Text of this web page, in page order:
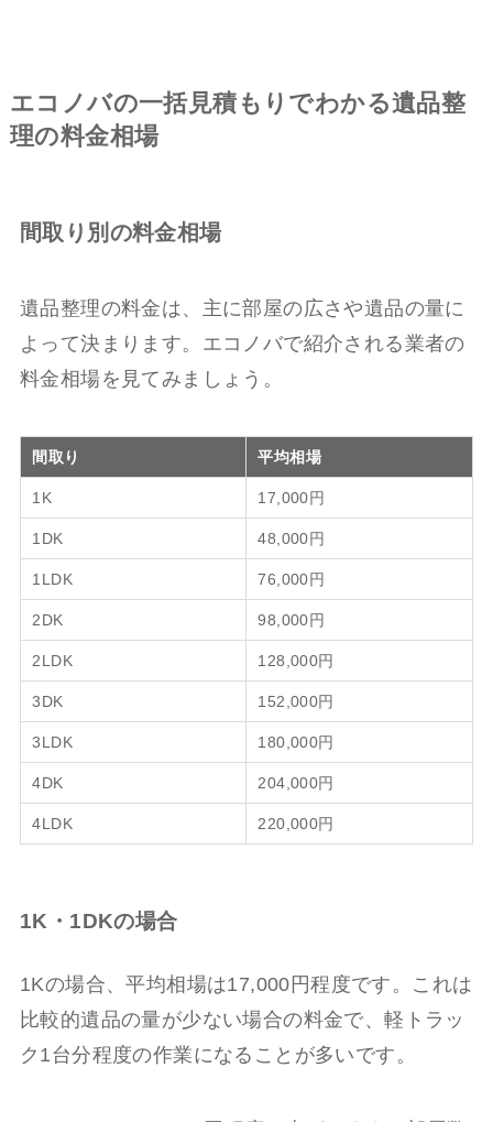
エコノバの一括見積もりでわかる遺品整
理の料金相場
間取り別の料金相場
遺品整理の料金は、主に部屋の広さや遺品の量に
よって決まります。エコノバで紹介される業者の
料金相場を見てみましょう。
間取り 平均相場
1K 17,000円
1DK 48,000円
1LDK 76,000円
2DK 98,000円
2LDK 128,000円
3DK 152,000円
3LDK 180,000円
4DK 204,000円
4LDK 220,000円
1K・1DKの場合
1Kの場合、平均相場は17,000円程度です。これは
比較的遺品の量が少ない場合の料金で、軽トラッ
ク1台分程度の作業になることが多いです。